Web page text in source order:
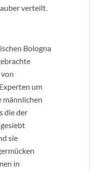
verteilt.
Bologna
von
um
männlichen
die der
sie
in